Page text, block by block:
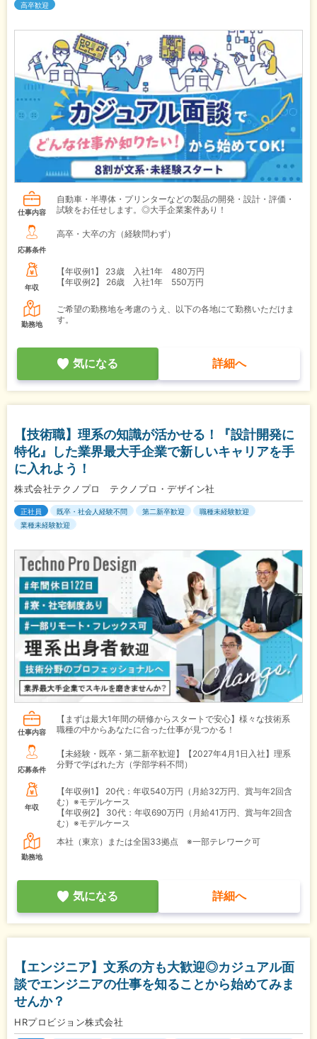
高卒歓迎
仕事内容
自動車・半導体・プリンターなどの製品の開発・設計・評価・
試験をお任せします。◎大手企業案件あり！
応募条件
高卒・大卒の方（経験問わず）
年収
【年収例1】
23歳 入社1年 480万円
【年収例2】
26歳 入社1年 550万円
勤務地
ご希望の勤務地を考慮のうえ、以下の各地にて勤務いただけま
す。
気になる 詳細へ
【技術職】理系の知識が活かせる！『設計開発に
特化』した業界最大手企業で新しいキャリアを手
に入れよう！
株式会社テクノプロ テクノプロ・デザイン社
正社員 既卒・社会人経験不問 第二新卒歓迎
職種未経験歓迎
業種未経験歓迎
仕事内容
【まずは最大1年間の研修からスタートで安心】様々な技術系
職種の中からあなたに合った仕事が見つかる！
応募条件
【未経験・既卒・第二新卒歓迎】【2027年4月1日入社】理系
分野で学ばれた方（学部学科不問）
年収
【年収例1】
20代：年収540万円（月給32万円、賞与年2回含
む）※モデルケース
【年収例2】
30代：年収690万円（月給41万円、賞与年2回含
む）※モデルケース
勤務地
本社（東京）または全国33拠点 ※一部テレワーク可
気になる 詳細へ
【エンジニア】文系の方も大歓迎◎カジュアル面
談でエンジニアの仕事を知ることから始めてみま
せんか？
HRプロビジョン株式会社